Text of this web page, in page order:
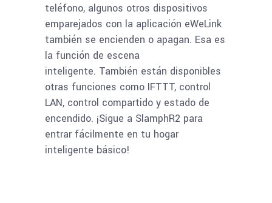
teléfono, algunos otros dispositivos
emparejados con la aplicación eWeLink
también se encienden o apagan. Esa es
la función de escena
inteligente. También están disponibles
otras funciones como IFTTT, control
LAN, control compartido y estado de
encendido. ¡Sigue a SlamphR2 para
entrar fácilmente en tu hogar
inteligente básico!